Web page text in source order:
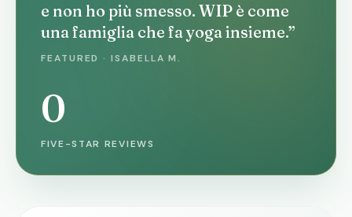
e non ho più smesso. WIP è come
una famiglia che fa yoga insieme.”
FEATURED · ISABELLA M.
0
FIVE-STAR REVIEWS